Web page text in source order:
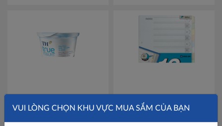
Thùng 48 hộp sữa chua ăn
Phân trang giấy A4 đục lỗ
VUI LÒNG CHỌN KHU VỰC MUA SẮM CỦA BẠN